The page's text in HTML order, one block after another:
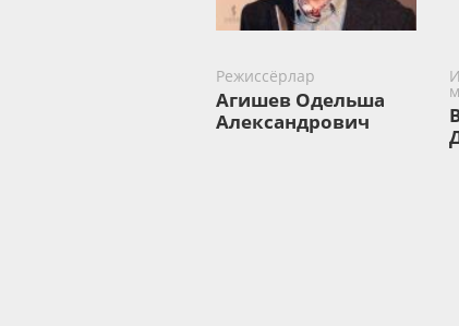
Режиссёрлар
Агишев Одельша
Александрович